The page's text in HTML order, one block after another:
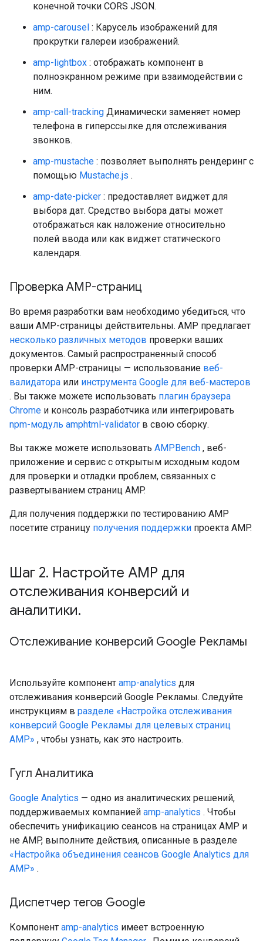
конечной точки CORS JSON.
amp-carousel : Карусель изображений для
прокрутки галереи изображений.
amp-lightbox : отображать компонент в
полноэкранном режиме при взаимодействии с
ним.
amp-call-tracking Динамически заменяет номер
телефона в гиперссылке для отслеживания
звонков.
amp-mustache : позволяет выполнять рендеринг с
помощью Mustache.js .
amp-date-picker : предоставляет виджет для
выбора дат. Средство выбора даты может
отображаться как наложение относительно
полей ввода или как виджет статического
календаря.
Проверка AMP-страниц
Во время разработки вам необходимо убедиться, что
ваши AMP-страницы действительны. AMP предлагает
несколько различных методов проверки ваших
документов. Самый распространенный способ
проверки AMP-страницы — использование веб-
валидатора или инструмента Google для веб-мастеров
. Вы также можете использовать плагин браузера
Chrome и консоль разработчика или интегрировать
npm-модуль amphtml-validator в свою сборку.
Вы также можете использовать AMPBench , веб-
приложение и сервис с открытым исходным кодом
для проверки и отладки проблем, связанных с
развертыванием страниц AMP.
Для получения поддержки по тестированию AMP
посетите страницу получения поддержки проекта AMP.
Шаг 2. Настройте AMP для
отслеживания конверсий и
аналитики.
Отслеживание конверсий Google Рекламы
Используйте компонент amp-analytics для
отслеживания конверсий Google Рекламы. Следуйте
инструкциям в разделе «Настройка отслеживания
конверсий Google Рекламы для целевых страниц
AMP» , чтобы узнать, как это настроить.
Гугл Аналитика
Google Analytics — одно из аналитических решений,
поддерживаемых компанией amp-analytics . Чтобы
обеспечить унификацию сеансов на страницах AMP и
не AMP, выполните действия, описанные в разделе
«Настройка объединения сеансов Google Analytics для
AMP» .
Диспетчер тегов Google
Компонент amp-analytics имеет встроенную